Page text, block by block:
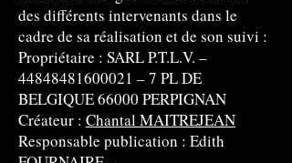
des différents intervenants dans le
cadre de sa réalisation et de son suivi :
Propriétaire : SARL P.T.L.V. –
44848481600021 – 7 PL DE
BELGIQUE 66000 PERPIGNAN
Créateur : Chantal MAITREJEAN
Responsable publication : Edith